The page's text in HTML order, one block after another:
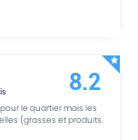
le quartier mais les
(grasses et produits
8.2